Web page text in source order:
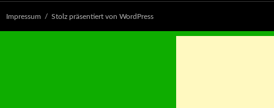
Impressum Stolz präsentiert von WordPress